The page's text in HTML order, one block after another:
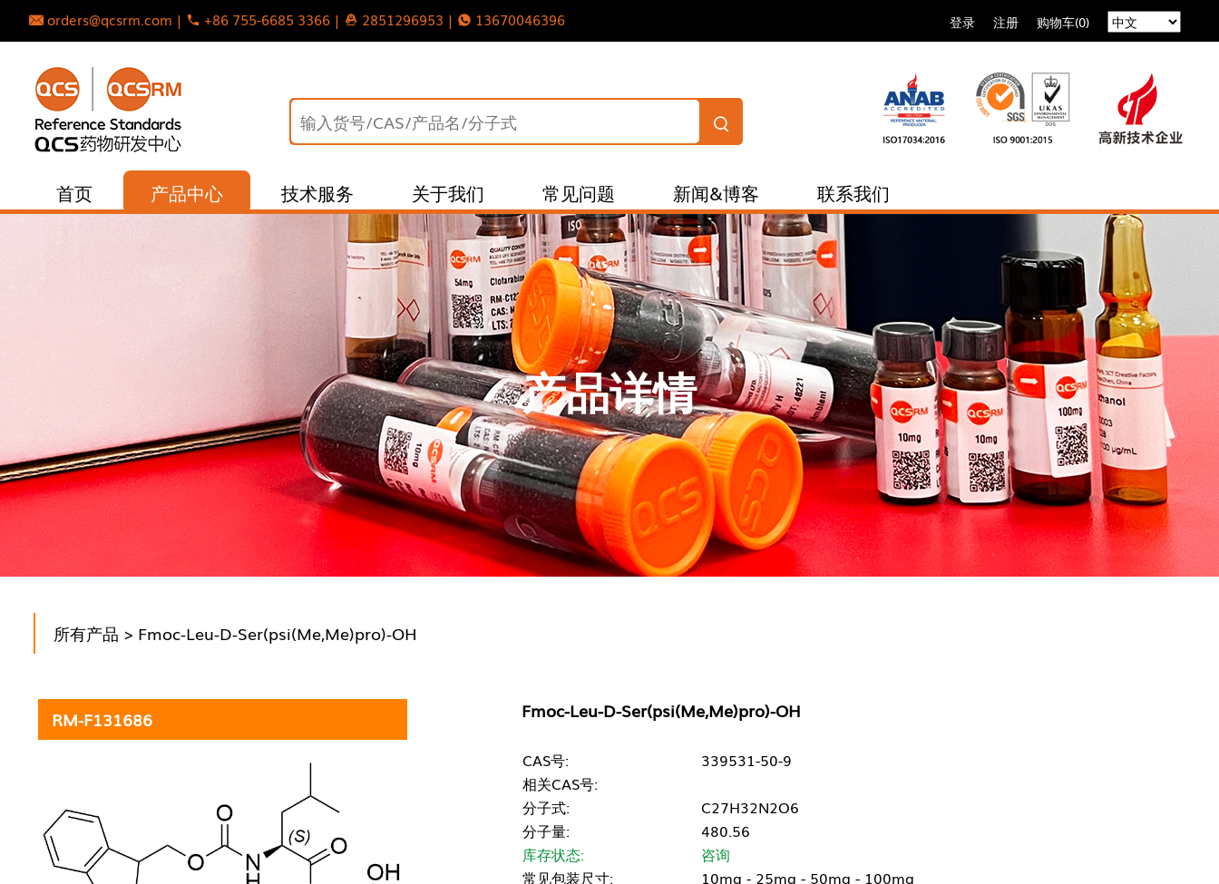
orders@qcsrm.com | +86 755-6685 3366 | 2851296953 | 13670046396 登录 注册 购物车(0)
首页 产品中心 技术服务 关于我们 常见问题 新闻&博客 联系我们
产品详情
所有产品 > Fmoc-Leu-D-Ser(psi(Me,Me)pro)-OH
RM-F131686 Fmoc-Leu-D-Ser(psi(Me,Me)pro)-OH
CAS号:
339531-50-9
相关CAS号:
分子式:
C27H32N2O6
分子量:
480.56
库存状态:
咨询
常见包装尺寸:
10mg - 25mg - 50mg - 100mg